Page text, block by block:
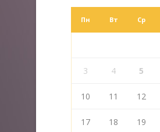
Пн Вт Ср
3 4 5
10 11 12
17 18 19